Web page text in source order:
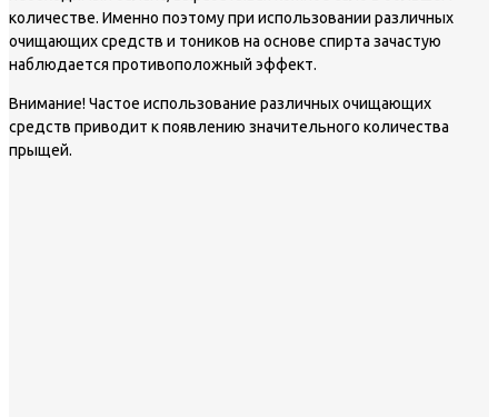
количестве. Именно поэтому при использовании различных
очищающих средств и тоников на основе спирта зачастую
наблюдается противоположный эффект.
Внимание!Частое использование различных очищающих
средств приводит к появлению значительного количества
прыщей.